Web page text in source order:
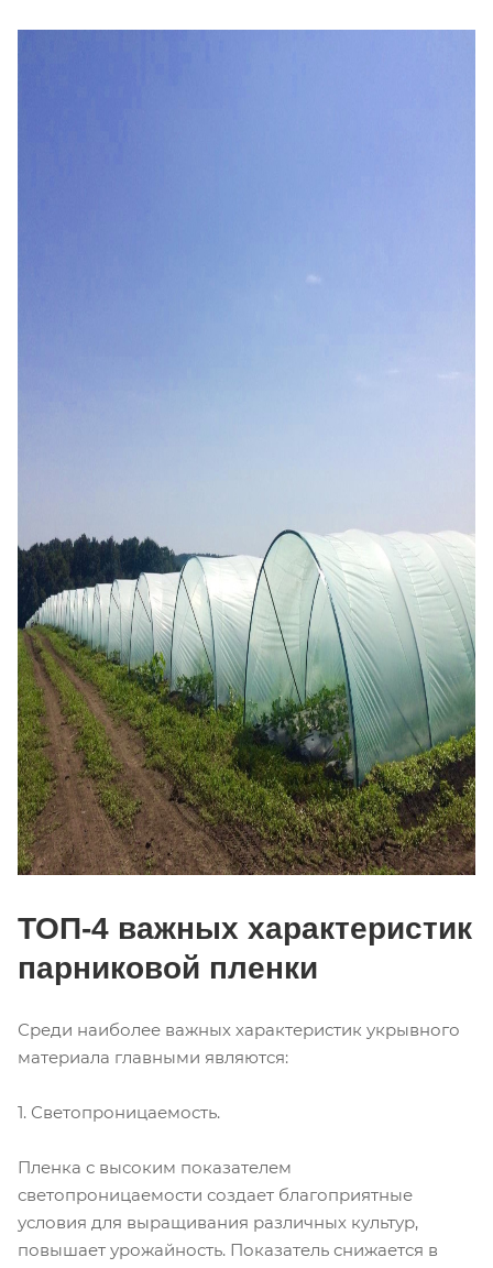
ТОП-4 важных характеристик
парниковой пленки
Среди наиболее важных характеристик укрывного
материала главными являются:
1. Светопроницаемость.
Пленка с высоким показателем
светопроницаемости создает благоприятные
условия для выращивания различных культур,
повышает урожайность. Показатель снижается в